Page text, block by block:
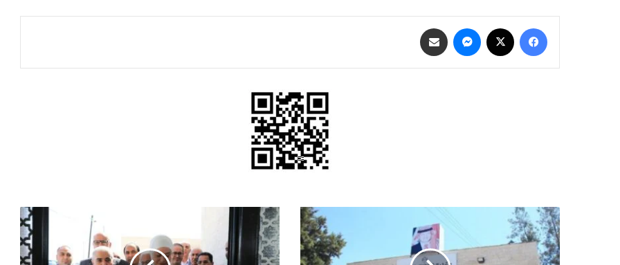
فيسبوك ماسنجر
التربية
تعلن
عن
التقويم
وزيرة
التنمية
تفتتح
وحدة